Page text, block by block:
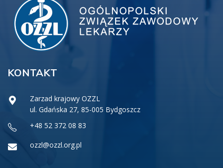
KONTAKT
Zarzad krajowy OZZL
ul. Gdańska 27, 85-005 Bydgoszcz
+48 52 372 08 83
ozzl@ozzl.org.pl